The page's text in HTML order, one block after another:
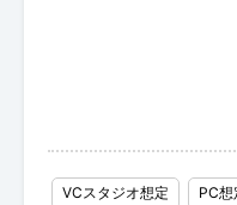
VCスタジオ想定 PC想